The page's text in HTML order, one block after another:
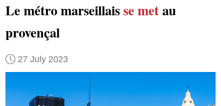
Le métro marseillaisse metau
provençal
27 July 2023